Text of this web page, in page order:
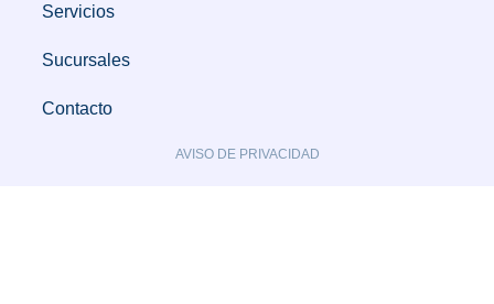
Servicios
Sucursales
Contacto
AVISO DE PRIVACIDAD